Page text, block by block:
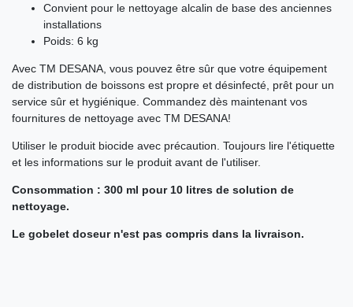
Convient pour le nettoyage alcalin de base des anciennes
installations
Poids: 6 kg
Avec TM DESANA, vous pouvez être sûr que votre équipement
de distribution de boissons est propre et désinfecté, prêt pour un
service sûr et hygiénique. Commandez dès maintenant vos
fournitures de nettoyage avec TM DESANA!
Utiliser le produit biocide avec précaution. Toujours lire l'étiquette
et les informations sur le produit avant de l'utiliser.
Consommation : 300 ml pour 10 litres de solution de
nettoyage.
Le gobelet doseur n'est pas compris dans la livraison.